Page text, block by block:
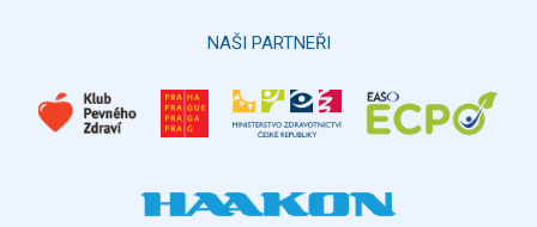
NAŠI PARTNEŘI